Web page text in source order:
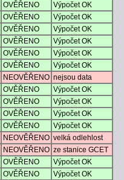
OVĚŘENO
Výpočet OK
OVĚŘENO
Výpočet OK
OVĚŘENO
Výpočet OK
OVĚŘENO
Výpočet OK
OVĚŘENO
Výpočet OK
OVĚŘENO
Výpočet OK
NEOVĚŘENO nejsou data
OVĚŘENO
Výpočet OK
OVĚŘENO
Výpočet OK
OVĚŘENO
Výpočet OK
OVĚŘENO
Výpočet OK
NEOVĚŘENO velká odlehlost
NEOVĚŘENO ze stanice GCET
OVĚŘENO
Výpočet OK
OVĚŘENO
Výpočet OK